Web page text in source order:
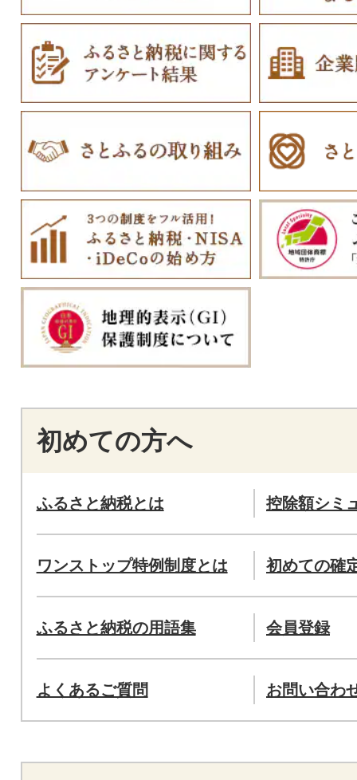
初めての方へ
ふるさと納税とは 控除額シミ
ワンストップ特例制度とは 初めての確
ふるさと納税の用語集 会員登録
よくあるご質問 お問い合わ